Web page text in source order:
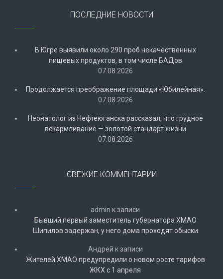
ПОСЛЕДНИЕ НОВОСТИ
В Югре выявили около 290 проб некачественных
пищевых продуктов, в том числе БАДов
07.08.2026
Продолжается преображение площади «Юбилейная».
07.08.2026
Неонатолог из Нефтеюганска рассказал, что грудное
вскармливание — золотой стандарт жизни
07.08.2026
СВЕЖИЕ КОММЕНТАРИИ
admin к записи
Бывший первый заместитель губернатора ХМАО
Шипилов задержан, у него дома проходят обыски
Андрей к записи
Жителей ХМАО предупредили о новом росте тарифов
ЖКХ с 1 апреля